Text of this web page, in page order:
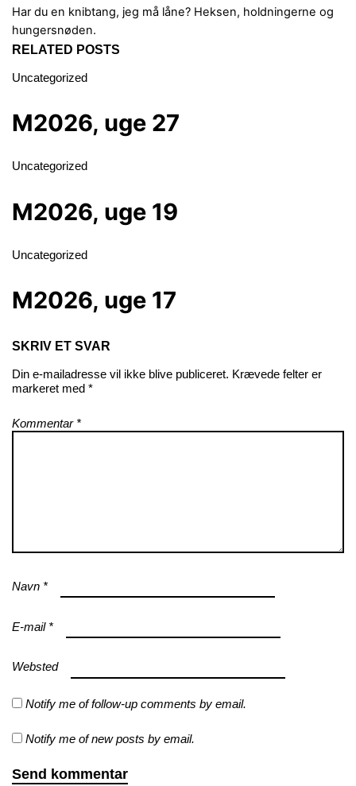
Har du en knibtang, jeg må låne?Heksen, holdningerne og
hungersnøden.
RELATED POSTS
Uncategorized
M2026, uge 27
Uncategorized
M2026, uge 19
Uncategorized
M2026, uge 17
SKRIV ET SVAR
Din e-mailadresse vil ikke blive publiceret. Krævede felter er
markeret med *
Kommentar *
Navn *
E-mail *
Websted
Notify me of follow-up comments by email.
Notify me of new posts by email.